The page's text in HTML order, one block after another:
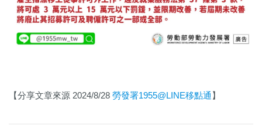
【分享文章來源 2024/8/28 勞發署1955@LINE移點通 】